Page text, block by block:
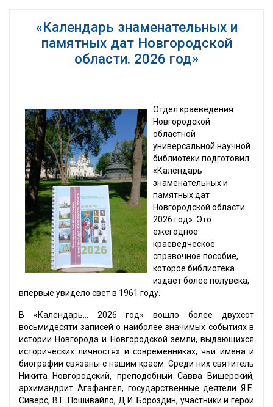
«Календарь знаменательных и
памятных дат Новгородской
области. 2026 год»
Отдел краеведения
Новгородской
областной
универсальной научной
библиотеки подготовил
«Календарь
знаменательных и
памятных дат
Новгородской области.
2026 год». Это
ежегодное
краеведческое
справочное пособие,
которое библиотека
издает более полувека,
впервые увидело свет в 1961 году.
В «Календарь… 2026 год» вошло более двухсот
восьмидесяти записей о наиболее значимых событиях в
истории Новгорода и Новгородской земли, выдающихся
исторических личностях и современниках, чьи имена и
биографии связаны с нашим краем. Среди них святитель
Никита Новгородский, преподобный Савва Вишерский,
архимандрит Агафангел, государственные деятели Я.Е.
Сиверс, В.Г. Пошивайло, Д.И. Бороздин, участники и герои